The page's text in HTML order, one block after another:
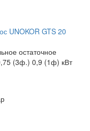
UNOKOR GTS 20
остаточное
(3ф.) 0,9 (1ф) кВт